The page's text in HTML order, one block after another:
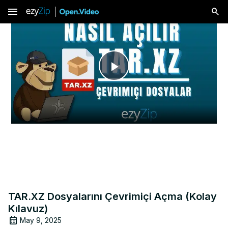
menu
Play
Video
TAR.XZ Dosyalarını Çevrimiçi Açma (Kolay
Kılavuz)
May 9, 2025